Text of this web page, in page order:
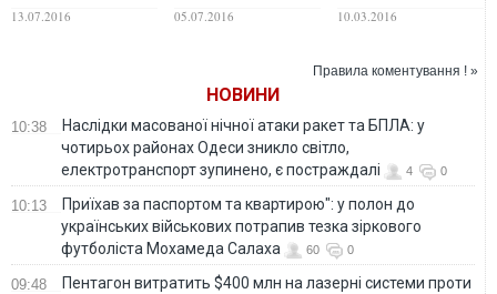
местную власть в
13.07.2016
российскую
05.07.2016
национальной
10.03.2016
Правила коментування ! »
НОВИНИ
10:38
Наслідки масованої нічної атаки ракет та БПЛА: у
чотирьох районах Одеси зникло світло,
електротранспорт зупинено, є постраждалі
4 0
10:13
Приїхав за паспортом та квартирою": у полон до
українських військових потрапив тезка зіркового
футболіста Мохамеда Салаха
60 0
09:48
Пентагон витратить $400 млн на лазерні системи проти